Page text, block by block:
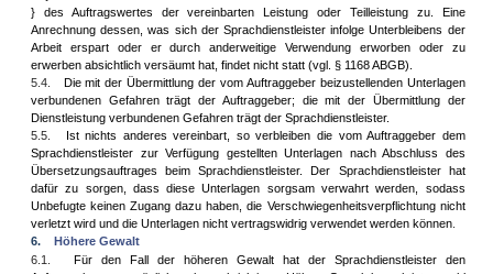
} des Auftragswertes der vereinbarten Leistung oder Teilleistung zu. Eine
Anrechnung dessen, was sich der Sprachdienstleister infolge Unterbleibens der
Arbeit erspart oder er durch anderweitige Verwendung erworben oder zu
erwerben absichtlich versäumt hat, findet nicht statt (vgl. § 1168 ABGB).
5.4.
Die mit der Übermittlung der vom Auftraggeber beizustellenden Unterlagen
verbundenen Gefahren trägt der Auftraggeber; die mit der Übermittlung der
Dienstleistung verbundenen Gefahren trägt der Sprachdienstleister.
5.5.
Ist nichts anderes vereinbart, so verbleiben die vom Auftraggeber dem
Sprachdienstleister zur Verfügung gestellten Unterlagen nach Abschluss des
Übersetzungsauftrages beim Sprachdienstleister. Der Sprachdienstleister hat
dafür zu sorgen, dass diese Unterlagen sorgsam verwahrt werden, sodass
Unbefugte keinen Zugang dazu haben, die Verschwiegenheitsverpflichtung nicht
verletzt wird und die Unterlagen nicht vertragswidrig verwendet werden können
6.
Höhere Gewalt
6.1.
Für den Fall der höheren Gewalt hat der Sprachdienstleister den